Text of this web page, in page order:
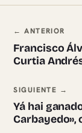
← ANTERIOR
Francisco
Curtia
SIGUIENTE →
Yá hai